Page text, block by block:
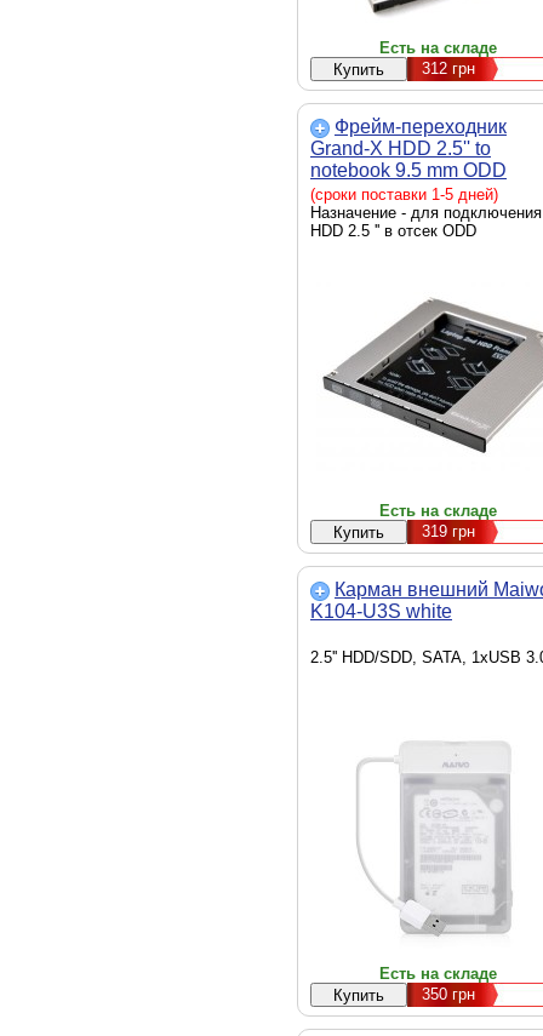
Есть на складе
312грн
Фрейм-переходник
Grand-X HDD 2.5'' to
notebook 9.5 mm ODD
SATA/mSATA (HDC-24N)
(сроки поставки 1-5 дней)
Назначение - для подключения
HDD 2.5 '' в отсек ODD
Есть на складе
319грн
Карман внешний
K104-U3S white
2.5'' HDD/SDD, SATA, 1xUSB
Есть на складе
350грн